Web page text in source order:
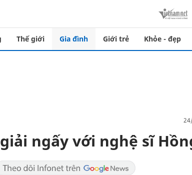
Thế giới Gia đình Giới trẻ Khỏe - đẹp
ngấy với nghệ sĩ